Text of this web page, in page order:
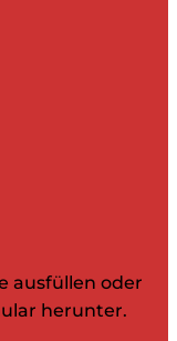
ausfüllen oder
herunter.